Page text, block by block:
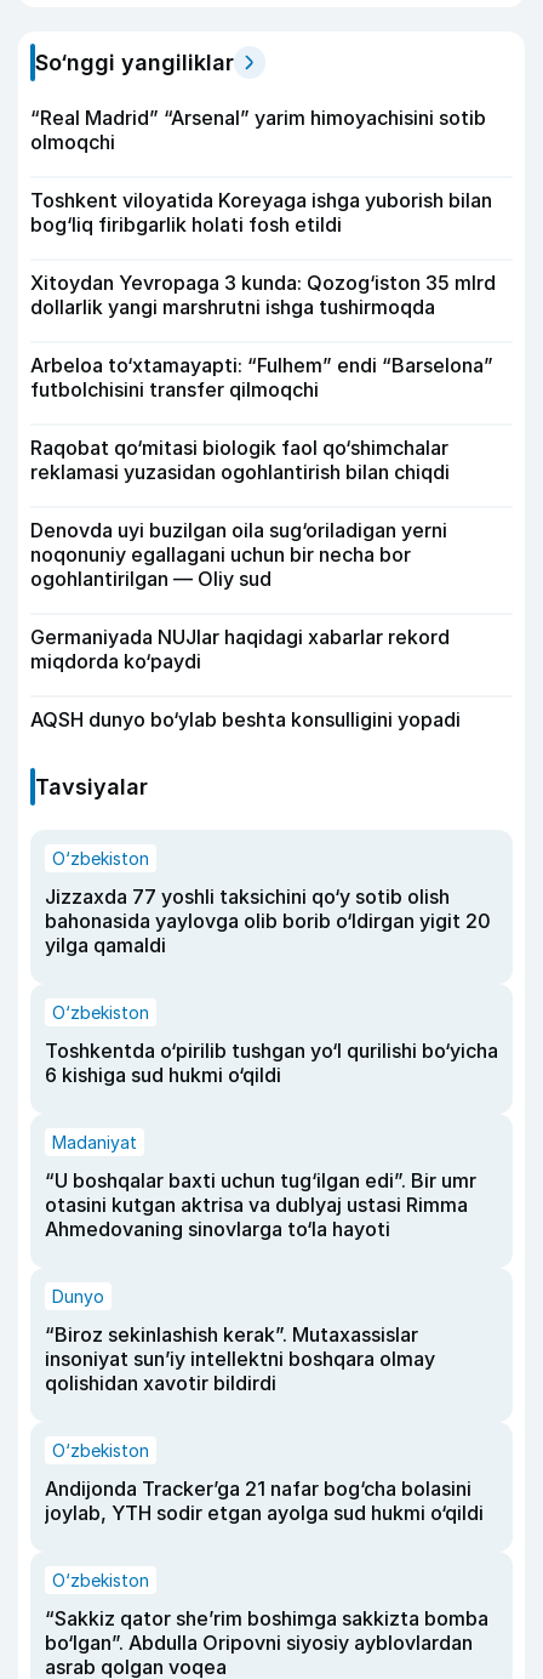
So‘nggi yangiliklar
“Real Madrid” “Arsenal” yarim himoyachisini sotib
olmoqchi
Toshkent viloyatida Koreyaga ishga yuborish bilan
bog‘liq firibgarlik holati fosh etildi
Xitoydan Yevropaga 3 kunda: Qozog‘iston 35 mlrd
dollarlik yangi marshrutni ishga tushirmoqda
Arbeloa to‘xtamayapti: “Fulhem” endi “Barselona”
futbolchisini transfer qilmoqchi
Raqobat qo‘mitasi biologik faol qo‘shimchalar
reklamasi yuzasidan ogohlantirish bilan chiqdi
Denovda uyi buzilgan oila sug‘oriladigan yerni
noqonuniy egallagani uchun bir necha bor
ogohlantirilgan — Oliy sud
Germaniyada NUJlar haqidagi xabarlar rekord
miqdorda ko‘paydi
AQSH dunyo bo‘ylab beshta konsulligini yopadi
Tavsiyalar
O‘zbekiston
Jizzaxda 77 yoshli taksichini qo‘y sotib olish
bahonasida yaylovga olib borib o‘ldirgan yigit 20
yilga qamaldi
O‘zbekiston
Toshkentda o‘pirilib tushgan yo‘l qurilishi bo‘yicha
6 kishiga sud hukmi o‘qildi
Madaniyat
“U boshqalar baxti uchun tug‘ilgan edi”. Bir umr
otasini kutgan aktrisa va dublyaj ustasi Rimma
Ahmedovaning sinovlarga to‘la hayoti
Dunyo
“Biroz sekinlashish kerak”. Mutaxassislar
insoniyat sun’iy intellektni boshqara olmay
qolishidan xavotir bildirdi
O‘zbekiston
Andijonda Tracker’ga 21 nafar bog‘cha bolasini
joylab, YTH sodir etgan ayolga sud hukmi o‘qildi
O‘zbekiston
“Sakkiz qator she’rim boshimga sakkizta bomba
bo‘lgan”. Abdulla Oripovni siyosiy ayblovlardan
asrab qolgan voqea